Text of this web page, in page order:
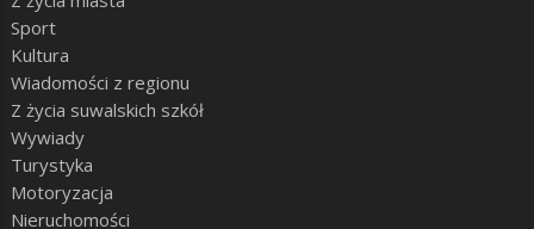
Sport
Kultura
Wiadomości z regionu
Z życia suwalskich szkół
Wywiady
Turystyka
Motoryzacja
Nieruchomości